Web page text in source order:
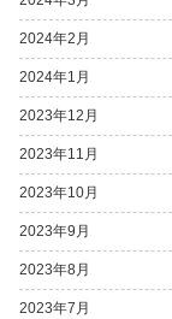
2024年2月
2024年1月
2023年12月
2023年11月
2023年10月
2023年9月
2023年8月
2023年7月